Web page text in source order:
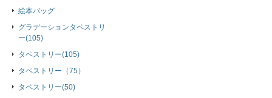
絵本バッグ
グラデーションタペストリ
ー(105)
タペストリー(105)
タペストリー（75）
タペストリー(50)